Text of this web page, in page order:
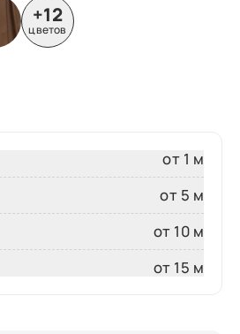
+12
цветов
от 1 м
от 5 м
от 10 м
от 15 м